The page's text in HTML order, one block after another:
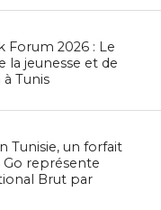
Forum 2026 : Le
la jeunesse et de
Tunis
Tunisie, un forfait
représente
Brut par